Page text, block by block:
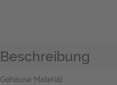
Beschreibung
Gehäuse Material